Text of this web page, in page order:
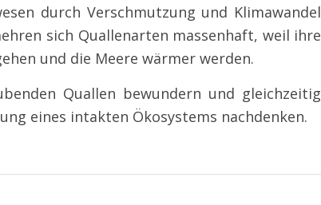
durch Verschmutzung und Klimawandel
sich Quallenarten massenhaft, weil ihre
und die Meere wärmer werden.
Quallen bewundern und gleichzeitig
eines intakten Ökosystems nachdenken.